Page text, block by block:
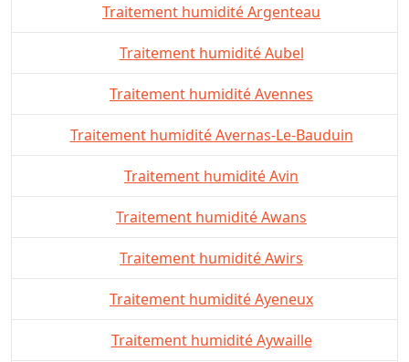
Traitement humidité Argenteau
Traitement humidité Aubel
Traitement humidité Avennes
Traitement humidité Avernas-Le-Bauduin
Traitement humidité Avin
Traitement humidité Awans
Traitement humidité Awirs
Traitement humidité Ayeneux
Traitement humidité Aywaille